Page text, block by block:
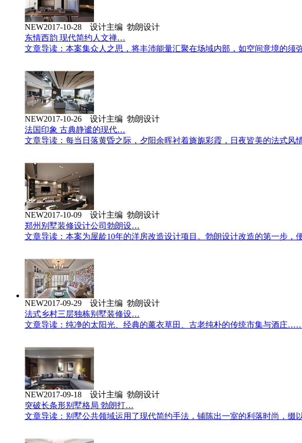
NEW2017-10-28 设计主编 勃朗设计
东情西韵 现代简约人文禅…
文章导读：本案集众人之思，将丰沛能量汇聚在场域内部，如空间意境的须
NEW2017-10-26 设计主编 勃朗设计
法国印象 古典静谧的现代…
文章导读：每当日落黄昏之际，夕阳余晖衬着旖旎彩霞，日夜皆美的法式风
NEW2017-10-09 设计主编 勃朗设计
郑州别墅装修设计公司勃朗设…
文章导读：本案为屋龄10年的洋房改造设计项目。勃朗设计改造的第一步，
NEW2017-09-29 设计主编 勃朗设计
法式乡村三层独栋别墅装修设…
文章导读：纯净的太阳光、经典的薰衣草田、古老纯朴的传统市集与酒庄
NEW2017-09-18 设计主编 勃朗设计
突破长条形别墅格局 勃朗打…
文章导读：别墅公共领域运用了现代简约手法，铺陈出一室的利落时尚，缀